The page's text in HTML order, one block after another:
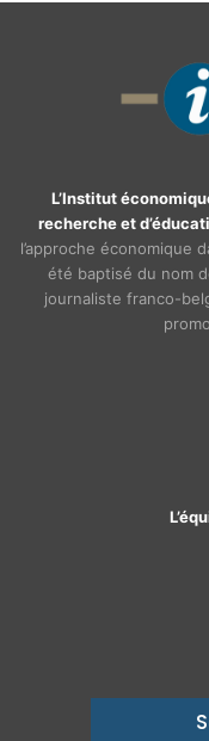
L’Institut
recherche et
l’approche économique
été baptisé du nom
journaliste franco-